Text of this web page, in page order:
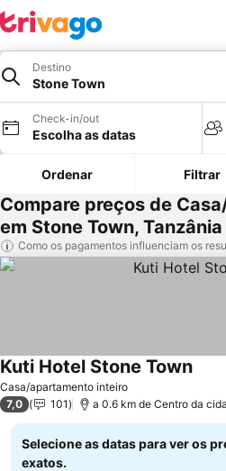
Destino
Stone Town
Check-in/out
Escolha as datas
Ordenar Filtrar
Compare preços de
em Stone Town, Tanzânia
Como os pagamentos influenciam os
Casa/apartamento inteiro
Kuti Hotel Stone Town
7,0 101 a 0.6 km de Centro da
Selecione as datas para ver os
exatos.